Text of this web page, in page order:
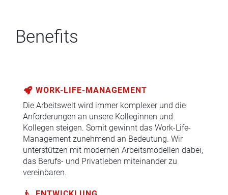
Benefits
WORK-LIFE-MANAGEMENT
Die Arbeitswelt wird immer komplexer und die
Anforderungen an unsere Kolleginnen und
Kollegen steigen. Somit gewinnt das Work-Life-
Management zunehmend an Bedeutung. Wir
unterstützen mit modernen Arbeitsmodellen dabei,
das Berufs- und Privatleben miteinander zu
vereinbaren.